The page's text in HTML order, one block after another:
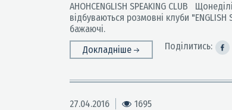
АНОНСENGLISH SPEAKING CLUB
відбуваються розмовні клуби
бажаючі.
Докладніше
Поділитись:
27.04.2016
1695